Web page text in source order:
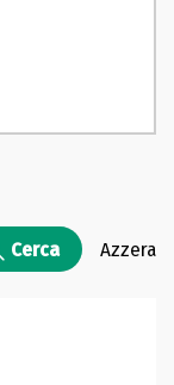
Cerca Azzera